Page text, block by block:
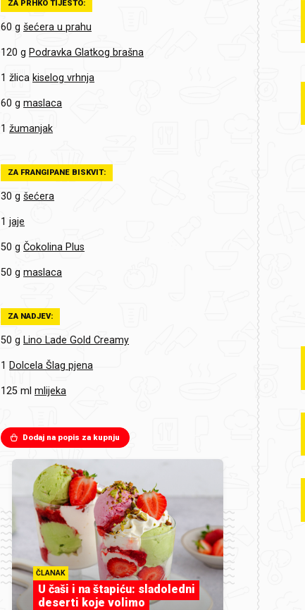
ZA PRHKO TIJESTO:
60 g šećera u prahu
120 g Podravka Glatkog brašna
1 žlica kiselog vrhnja
60 g maslaca
1 žumanjak
ZA FRANGIPANE BISKVIT:
30 g šećera
1 jaje
50 g Čokolina Plus
50 g maslaca
ZA NADJEV:
50 g Lino Lade Gold Creamy
1 Dolcela Šlag pjena
125 ml mlijeka
Dodaj na popis za kupnju
ČLANAK
U čaši i na štapiću: sladoledni
deserti koje volimo